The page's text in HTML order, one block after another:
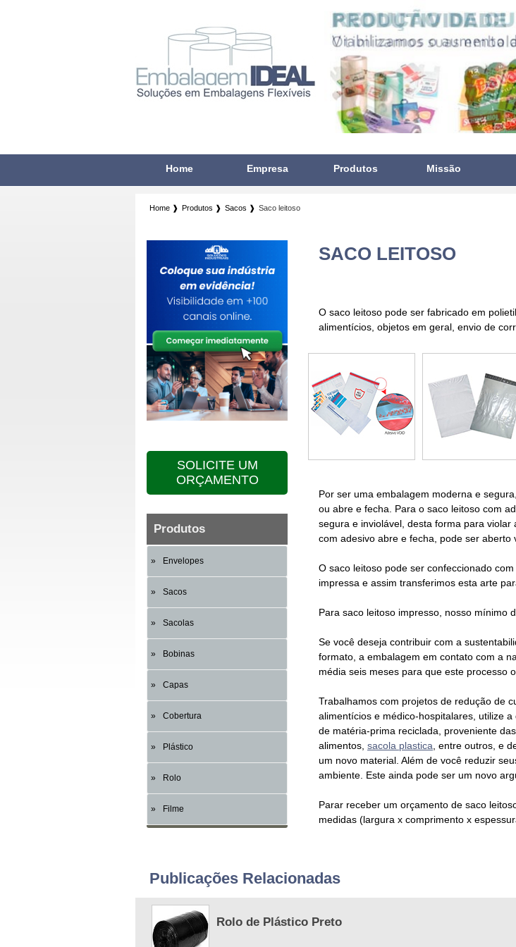
Home Empresa Produtos Missão
Home ❱ Produtos ❱ Sacos ❱ Saco leitoso
SACO LEITOSO
O saco leitoso pode ser fabricado em
alimentícios, objetos em geral, envio de
Por ser uma embalagem moderna e
ou abre e fecha. Para o saco leitoso com
segura e inviolável, desta forma para
com adesivo abre e fecha , pode ser aberto
O saco leitoso pode ser confeccionado
impressa e assim transferimos esta arte
Para saco leitoso impresso , nosso mínimo
Se você deseja contribuir com a
formato, a embalagem em contato com a
média seis meses para que este processo
Trabalhamos com projetos de redução de
alimentícios e médico-hospitalares, utilize
de matéria-prima reciclada, proveniente
alimentos, sacola plastica , entre outros, e
um novo material. Além de você reduzir
ambiente. Este ainda pode ser um novo
Parar receber um orçamento de saco
medidas (largura x comprimento x
SOLICITE UM
ORÇAMENTO
Produtos
Envelopes
Sacos
Sacolas
Bobinas
Capas
Cobertura
Plástico
Rolo
Filme
Publicações Relacionadas
Rolo de Plástico Preto